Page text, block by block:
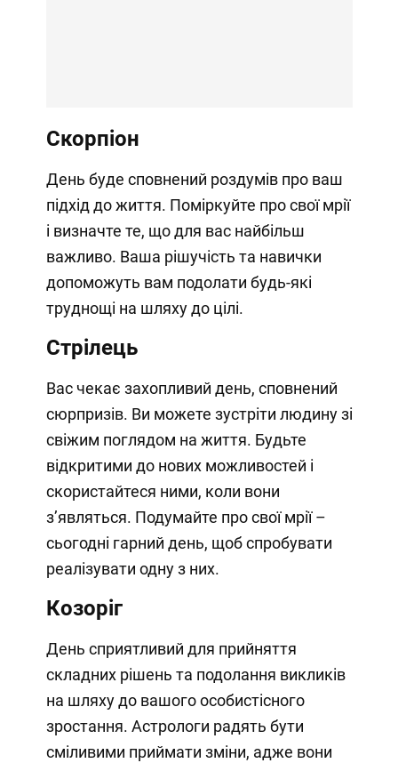
Скорпіон
День буде сповнений роздумів про ваш
підхід до життя. Поміркуйте про свої мрії
і визначте те, що для вас найбільш
важливо. Ваша рішучість та навички
допоможуть вам подолати будь-які
труднощі на шляху до цілі.
Стрілець
Вас чекає захопливий день, сповнений
сюрпризів. Ви можете зустріти людину зі
свіжим поглядом на життя. Будьте
відкритими до нових можливостей і
скористайтеся ними, коли вони
з’являться. Подумайте про свої мрії –
сьогодні гарний день, щоб спробувати
реалізувати одну з них.
Козоріг
День сприятливий для прийняття
складних рішень та подолання викликів
на шляху до вашого особистісного
зростання. Астрологи радять бути
сміливими приймати зміни, адже вони